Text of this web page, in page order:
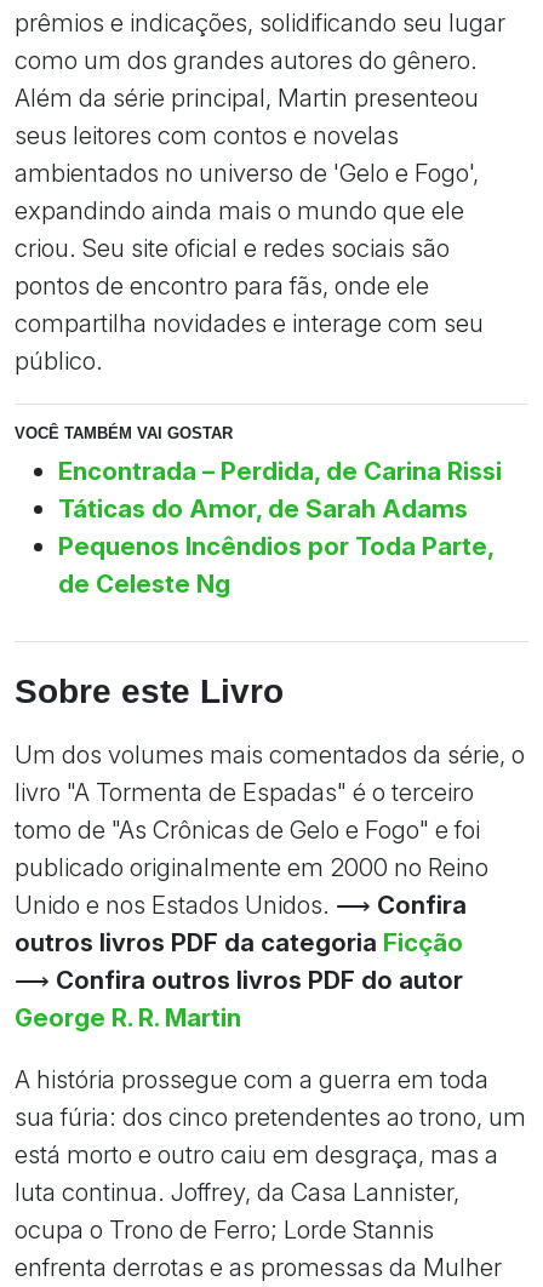
prêmios e indicações, solidificando seu lugar
como um dos grandes autores do gênero.
Além da série principal, Martin presenteou
seus leitores com contos e novelas
ambientados no universo de 'Gelo e Fogo',
expandindo ainda mais o mundo que ele
criou. Seu site oficial e redes sociais são
pontos de encontro para fãs, onde ele
compartilha novidades e interage com seu
público.
VOCÊ TAMBÉM VAI GOSTAR
Encontrada – Perdida, de Carina Rissi
Táticas do Amor, de Sarah Adams
Pequenos Incêndios por Toda Parte,
de Celeste Ng
Sobre este Livro
Um dos volumes mais comentados da série, o
livro "A Tormenta de Espadas" é o terceiro
tomo de "As Crônicas de Gelo e Fogo" e foi
publicado originalmente em 2000 no Reino
Unido e nos Estados Unidos. ⟶ Confira
outros livros PDF da categoria Ficção
⟶ Confira outros livros PDF do autor
George R. R. Martin
A história prossegue com a guerra em toda
sua fúria: dos cinco pretendentes ao trono, um
está morto e outro caiu em desgraça, mas a
luta continua. Joffrey, da Casa Lannister,
ocupa o Trono de Ferro; Lorde Stannis
enfrenta derrotas e as promessas da Mulher